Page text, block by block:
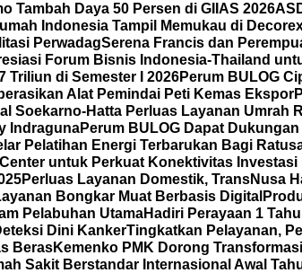
Tambah Daya 50 Persen di GIIAS 2026
Indonesia Tampil Memukau di
PerwadagSerena Francis dan
Forum Bisnis Indonesia-Thailand
Triliun di Semester I 2026Perum BULOG
Alat Pemindai Peti Kemas Ekspor
Soekarno-Hatta Perluas Layanan Umrah
IndragunaPerum BULOG Dapat
Pelatihan Energi Terbarukan Bagi
untuk Perkuat Konektivitas
Perluas Layanan Domestik, TransNusa
Bongkar Muat Berbasis Digital
Pelabuhan UtamaHadiri Perayaan 1
Dini KankerTingkatkan Pelayanan,
BerasKemenko PMK Dorong
Sakit Berstandar Internasional Awal